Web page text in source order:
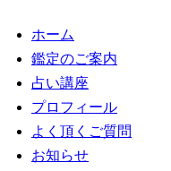
ホーム
鑑定のご案内
占い講座
プロフィール
よく頂くご質問
お知らせ